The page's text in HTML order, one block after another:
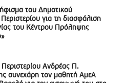
του Δημοτικού
για τη διασφάλιση
του Κέντρου Πρόληψης
Ανδρέας Π.
συνεχάρη τον μαθητή ΑμεΑ